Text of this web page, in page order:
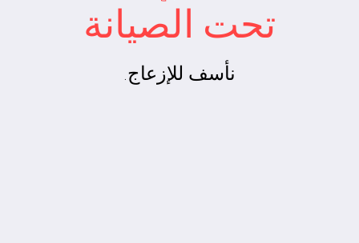
تحت الصيانة
نأسف للإزعاج.